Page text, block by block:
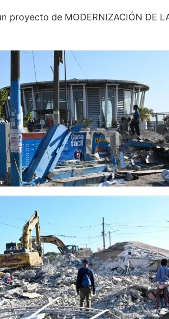
de MODERNIZACIÓN DE